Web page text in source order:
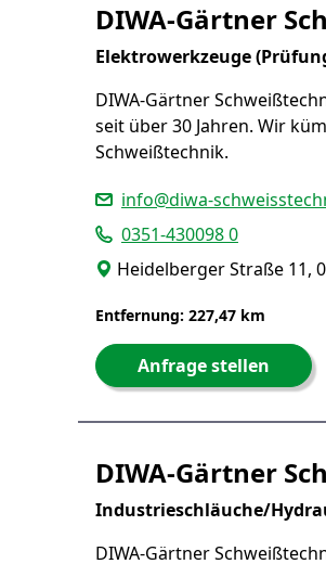
DIWA-Gärtner
Elektrowerkzeuge
DIWA-Gärtner
seit über 30 Jahren. Wir
Schweißtechnik.
info@diwa-
0351-430098 0
Heidelberger Straße 11,
Entfernung: 227,47 km
Anfrage stellen
DIWA-Gärtner
Industrieschläuche/
DIWA-Gärtner